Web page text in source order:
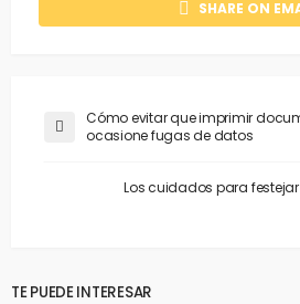
SHARE ON
Cómo evitar que imprimir
ocasione fugas de datos
Los cuidados para festejar
TE PUEDE INTERESAR